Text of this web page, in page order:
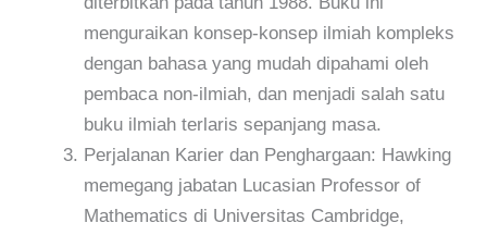
menguraikan konsep-konsep ilmiah kompleks
dengan bahasa yang mudah dipahami oleh
pembaca non-ilmiah, dan menjadi salah satu
buku ilmiah terlaris sepanjang masa.
Perjalanan Karier dan Penghargaan: Hawking
memegang jabatan Lucasian Professor of
Mathematics di Universitas Cambridge,